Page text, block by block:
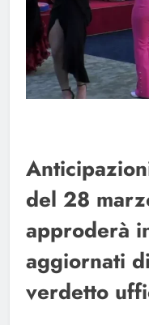
del 28
approderà
aggiornati
verdetto